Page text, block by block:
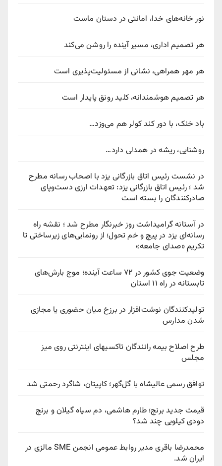
نور خانه‌های خدا، امانتی در دستان ماست
هر تصمیم اداری، مسیر آینده را روشن می‌کند
هر مهر همراهی، نشانی از مسئولیت‌پذیری است
هر تصمیم هوشمندانه، کلید رونق پایدار است
باد خنک، با دور کند کولر هم می‌وزد…
روشنایی، ریشه در همدلی دارد…
در نشست رئیس اتاق بازرگانی یزد با اصحاب رسانه مطرح
شد ؛ رئیس اتاق بازرگانی یزد: تعهدات ارزی دست‌وپای
صادرکنندگان را بسته است
در آستانه گرامیداشت روز خبرنگار مطرح شد ؛ نقشه راه
رسانه‌ای یزد در پیچ‌ و خم تحول؛ از رونمایی‌های زیرساختی تا
تکریمِ «صدای جامعه»
وضعیت جوی کشور در ۷۲ ساعت آینده؛ موج بارش‌های
تابستانه در راه ۱۱ استان
تولیدکنندگان نوشت‌افزار در برزخ میان حضوری یا مجازی
شدن مدارس
طرح اصلاح بیمه رانندگان تاکسیهای اینترنتی روی میز
مجلس
توافق رسمی عالیشاه با گل‌گهر؛ کاپیتان، شاگرد رحمتی شد
قیمت جدید برنج؛ طارم هاشمی، دم سیاه گیلان و برنج
دودی کیلویی چند شد؟
محمدرضا باقری مدیر روابط عمومی انجمن SME مالزی در
ایران شد.